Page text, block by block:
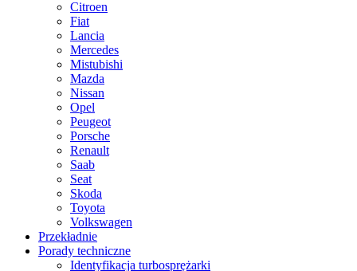
Citroen
Fiat
Lancia
Mercedes
Mistubishi
Mazda
Nissan
Opel
Peugeot
Porsche
Renault
Saab
Seat
Skoda
Toyota
Volkswagen
Przekładnie
Porady techniczne
Identyfikacja turbosprężarki